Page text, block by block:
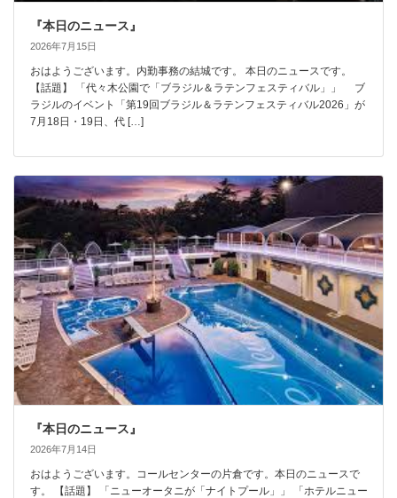
『本日のニュース』
2026年7月15日
おはようございます。内勤事務の結城です。 本日のニュースです。
【話題】 「代々木公園で「ブラジル＆ラテンフェスティバル」」 ブ
ラジルのイベント「第19回ブラジル＆ラテンフェスティバル2026」が
7月18日・19日、代 […]
『本日のニュース』
2026年7月14日
おはようございます。コールセンターの片倉です。本日のニュースで
す。 【話題】 「ニューオータニが「ナイトプール」」 「ホテルニュー